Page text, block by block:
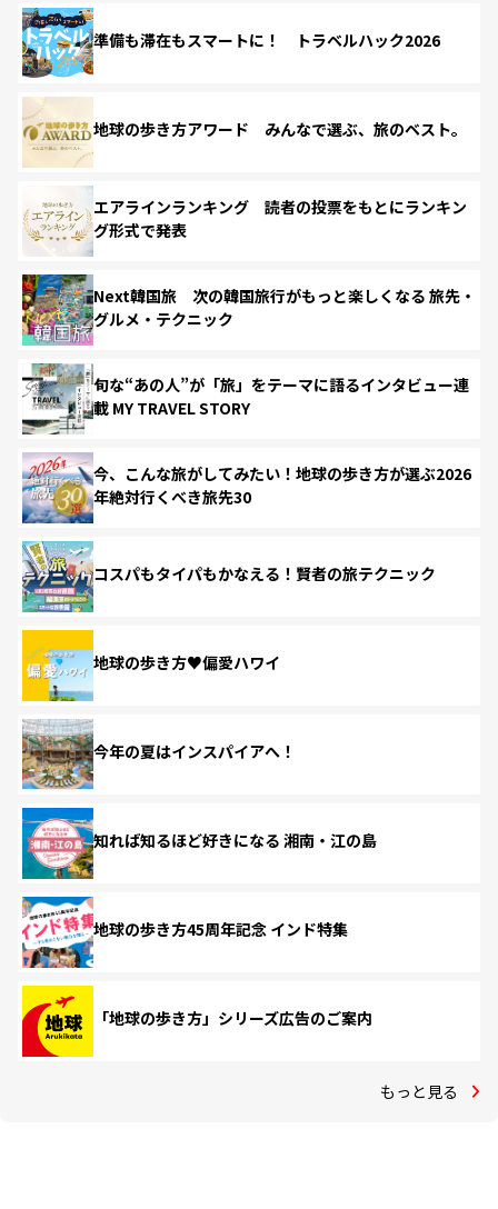
準備も滞在もスマートに！ トラベルハック2026
地球の歩き方アワード みんなで選ぶ、旅のベスト。
エアラインランキング 読者の投票をもとにランキン
グ形式で発表
Next韓国旅 次の韓国旅行がもっと楽しくなる 旅先・
グルメ・テクニック
旬な“あの人”が「旅」をテーマに語るインタビュー連
載 MY TRAVEL STORY
今、こんな旅がしてみたい！地球の歩き方が選ぶ2026
年絶対行くべき旅先30
コスパもタイパもかなえる！賢者の旅テクニック
地球の歩き方♥偏愛ハワイ
今年の夏はインスパイアへ！
知れば知るほど好きになる 湘南・江の島
地球の歩き方45周年記念 インド特集
「地球の歩き方」シリーズ広告のご案内
もっと見る